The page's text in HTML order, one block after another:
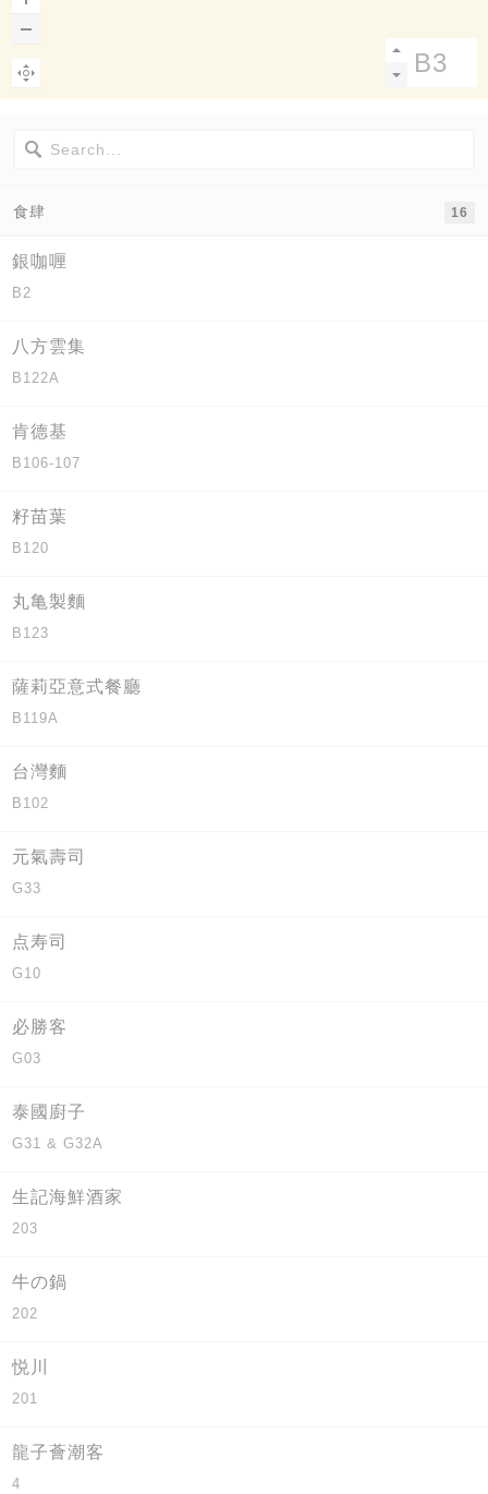
16
食肆
銀咖喱
B2
八方雲集
B122A
肯德基
B106-107
籽苗葉
B120
丸亀製麵
B123
薩莉亞意式餐廳
B119A
台灣麵
B102
元氣壽司
G33
点寿司
G10
必勝客
G03
泰國廚子
G31 & G32A
生記海鮮酒家
203
牛の鍋
202
悦川
201
龍子薈潮客
4